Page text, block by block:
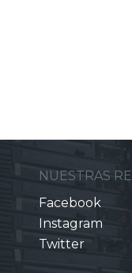
NUESTRAS
Facebook
Instagram
Twitter